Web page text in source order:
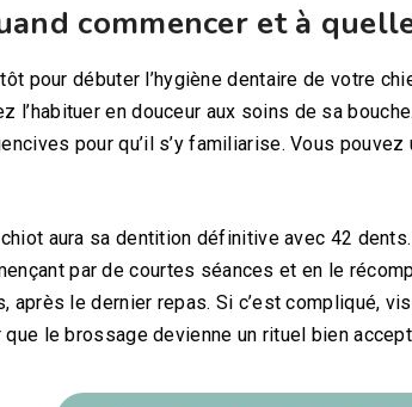
commencer et à
pour débuter l’hygiène dentaire de votre
l’habituer en douceur aux soins de sa
pour qu’il s’y familiarise. Vous pouvez
aura sa dentition définitive avec 42
par de courtes séances et en le
après le dernier repas. Si c’est compliqué,
que le brossage devienne un rituel bien